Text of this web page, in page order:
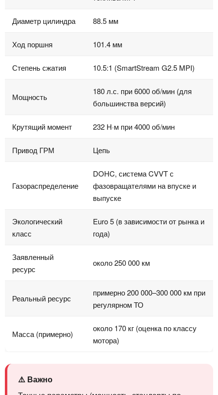
Диаметр цилиндра 88.5 мм
Ход поршня 101.4 мм
Степень сжатия 10.5:1 (SmartStream G2.5 MPI)
Мощность
180 л.с. при 6000 об/мин (для
большинства версий)
Крутящий момент 232 Н·м при 4000 об/мин
Привод ГРМ Цепь
Газораспределение
DOHC, система CVVT с
фазовращателями на впуске и
выпуске
Экологический
класс
Euro 5 (в зависимости от рынка и
года)
Заявленный
ресурс
около 250 000 км
Реальный ресурс
примерно 200 000–300 000 км при
регулярном ТО
Масса (примерно)
около 170 кг (оценка по классу
мотора)
⚠️ Важно